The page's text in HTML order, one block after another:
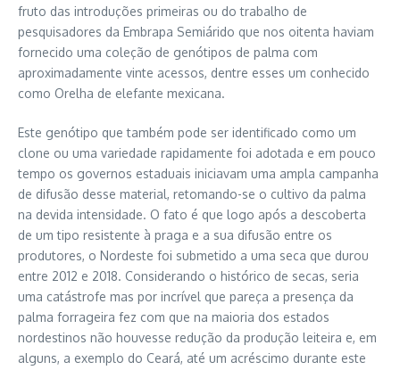
fruto das introduções primeiras ou do trabalho de
pesquisadores da Embrapa Semiárido que nos oitenta haviam
fornecido uma coleção de genótipos de palma com
aproximadamente vinte acessos, dentre esses um conhecido
como Orelha de elefante mexicana.
Este genótipo que também pode ser identificado como um
clone ou uma variedade rapidamente foi adotada e em pouco
tempo os governos estaduais iniciavam uma ampla campanha
de difusão desse material, retomando-se o cultivo da palma
na devida intensidade. O fato é que logo após a descoberta
de um tipo resistente à praga e a sua difusão entre os
produtores, o Nordeste foi submetido a uma seca que durou
entre 2012 e 2018. Considerando o histórico de secas, seria
uma catástrofe mas por incrível que pareça a presença da
palma forrageira fez com que na maioria dos estados
nordestinos não houvesse redução da produção leiteira e, em
alguns, a exemplo do Ceará, até um acréscimo durante este